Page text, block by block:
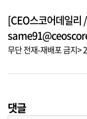
[CEO스코어데일리
무단 전재-재배포 금지>
댓글